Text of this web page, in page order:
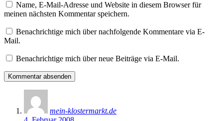
Name, E-Mail-Adresse und Website in diesem Browser für
meinen nächsten Kommentar speichern.
Benachrichtige mich über nachfolgende Kommentare via E-
Mail.
Benachrichtige mich über neue Beiträge via E-Mail.
mein-klostermarkt.de